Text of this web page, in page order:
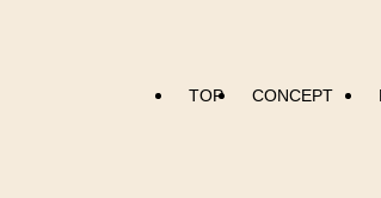
TOP CONCEPT